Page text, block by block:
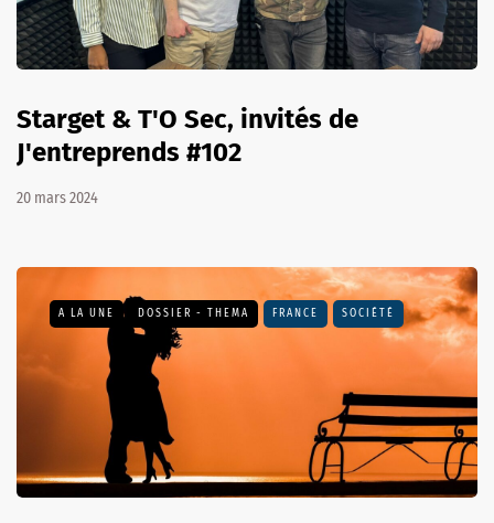
Starget & T'O Sec, invités de
J'entreprends #102
20 mars 2024
A LA UNE DOSSIER - THEMA FRANCE SOCIÉTÉ